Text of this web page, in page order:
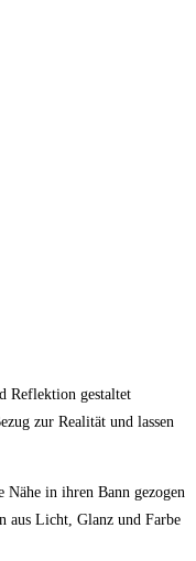
Reflektion gestaltet
zur Realität und lassen
in ihren Bann gezogen
aus Licht, Glanz und Farbe